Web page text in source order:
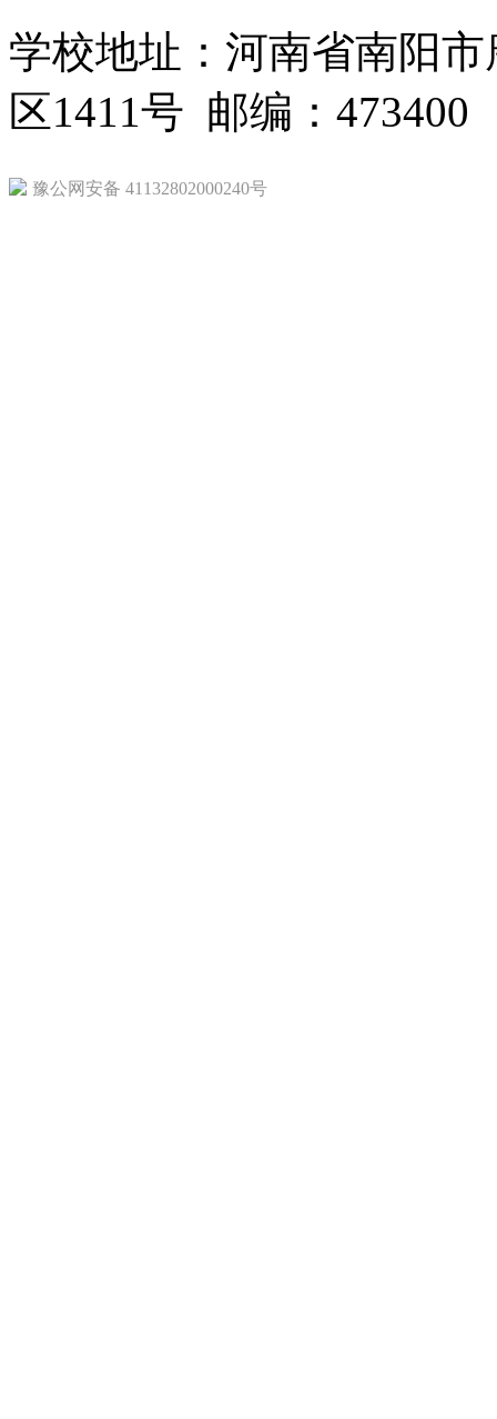
学校地址：河南省南阳
区1411号 邮编：473400
豫公网安备 41132802000240号